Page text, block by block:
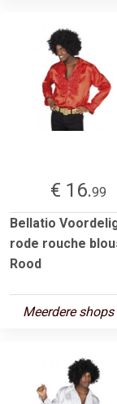
€ 16.99
Bellatio
rode rouche
Rood
Meerdere shops